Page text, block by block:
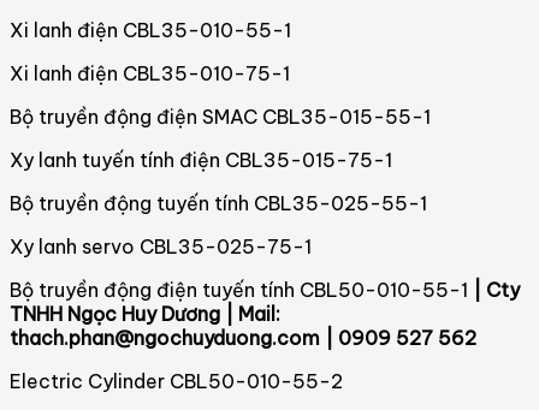
Xi lanh điện CBL35-010-55-1
Xi lanh điện CBL35-010-75-1
Bộ truyền động điện SMAC CBL35-015-55-1
Xy lanh tuyến tính điện CBL35-015-75-1
Bộ truyền động tuyến tính CBL35-025-55-1
Xy lanh servo CBL35-025-75-1
Bộ truyền động điện tuyến tính CBL50-010-55-1
| Cty
TNHH Ngọc Huy Dương | Mail:
thach.phan@ngochuyduong.com | 0909 527 562
Electric Cylinder CBL50-010-55-2